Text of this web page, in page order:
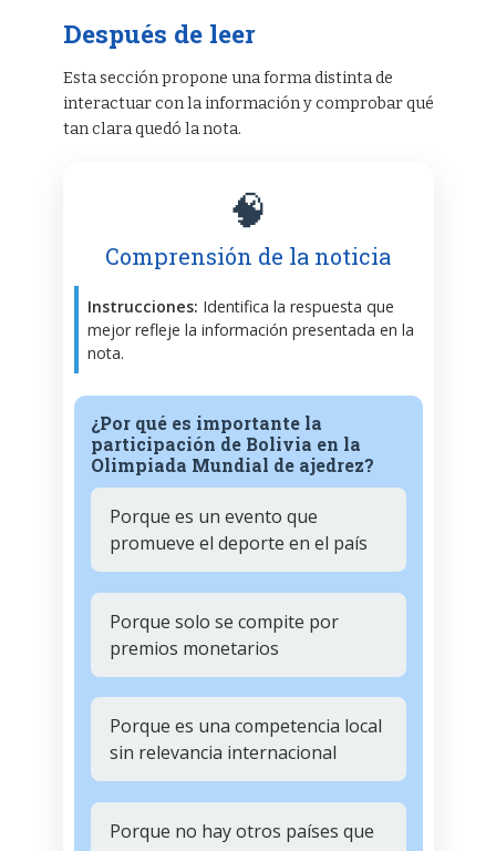
Después de leer
Esta sección propone una forma distinta de
interactuar con la información y comprobar qué
tan clara quedó la nota.
🧠
Comprensión de la noticia
Instrucciones: Identifica la respuesta que
mejor refleje la información presentada en la
nota.
¿Por qué es importante la
participación de Bolivia en la
Olimpiada Mundial de ajedrez?
Porque es un evento que
promueve el deporte en el país
Porque solo se compite por
premios monetarios
Porque es una competencia local
sin relevancia internacional
Porque no hay otros países que